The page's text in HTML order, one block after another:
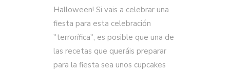
Halloween! Si vais a celebrar una
fiesta para esta celebración
"terrorífica", es posible que una de
las recetas que queráis preparar
para la fiesta sea unos cupcakes